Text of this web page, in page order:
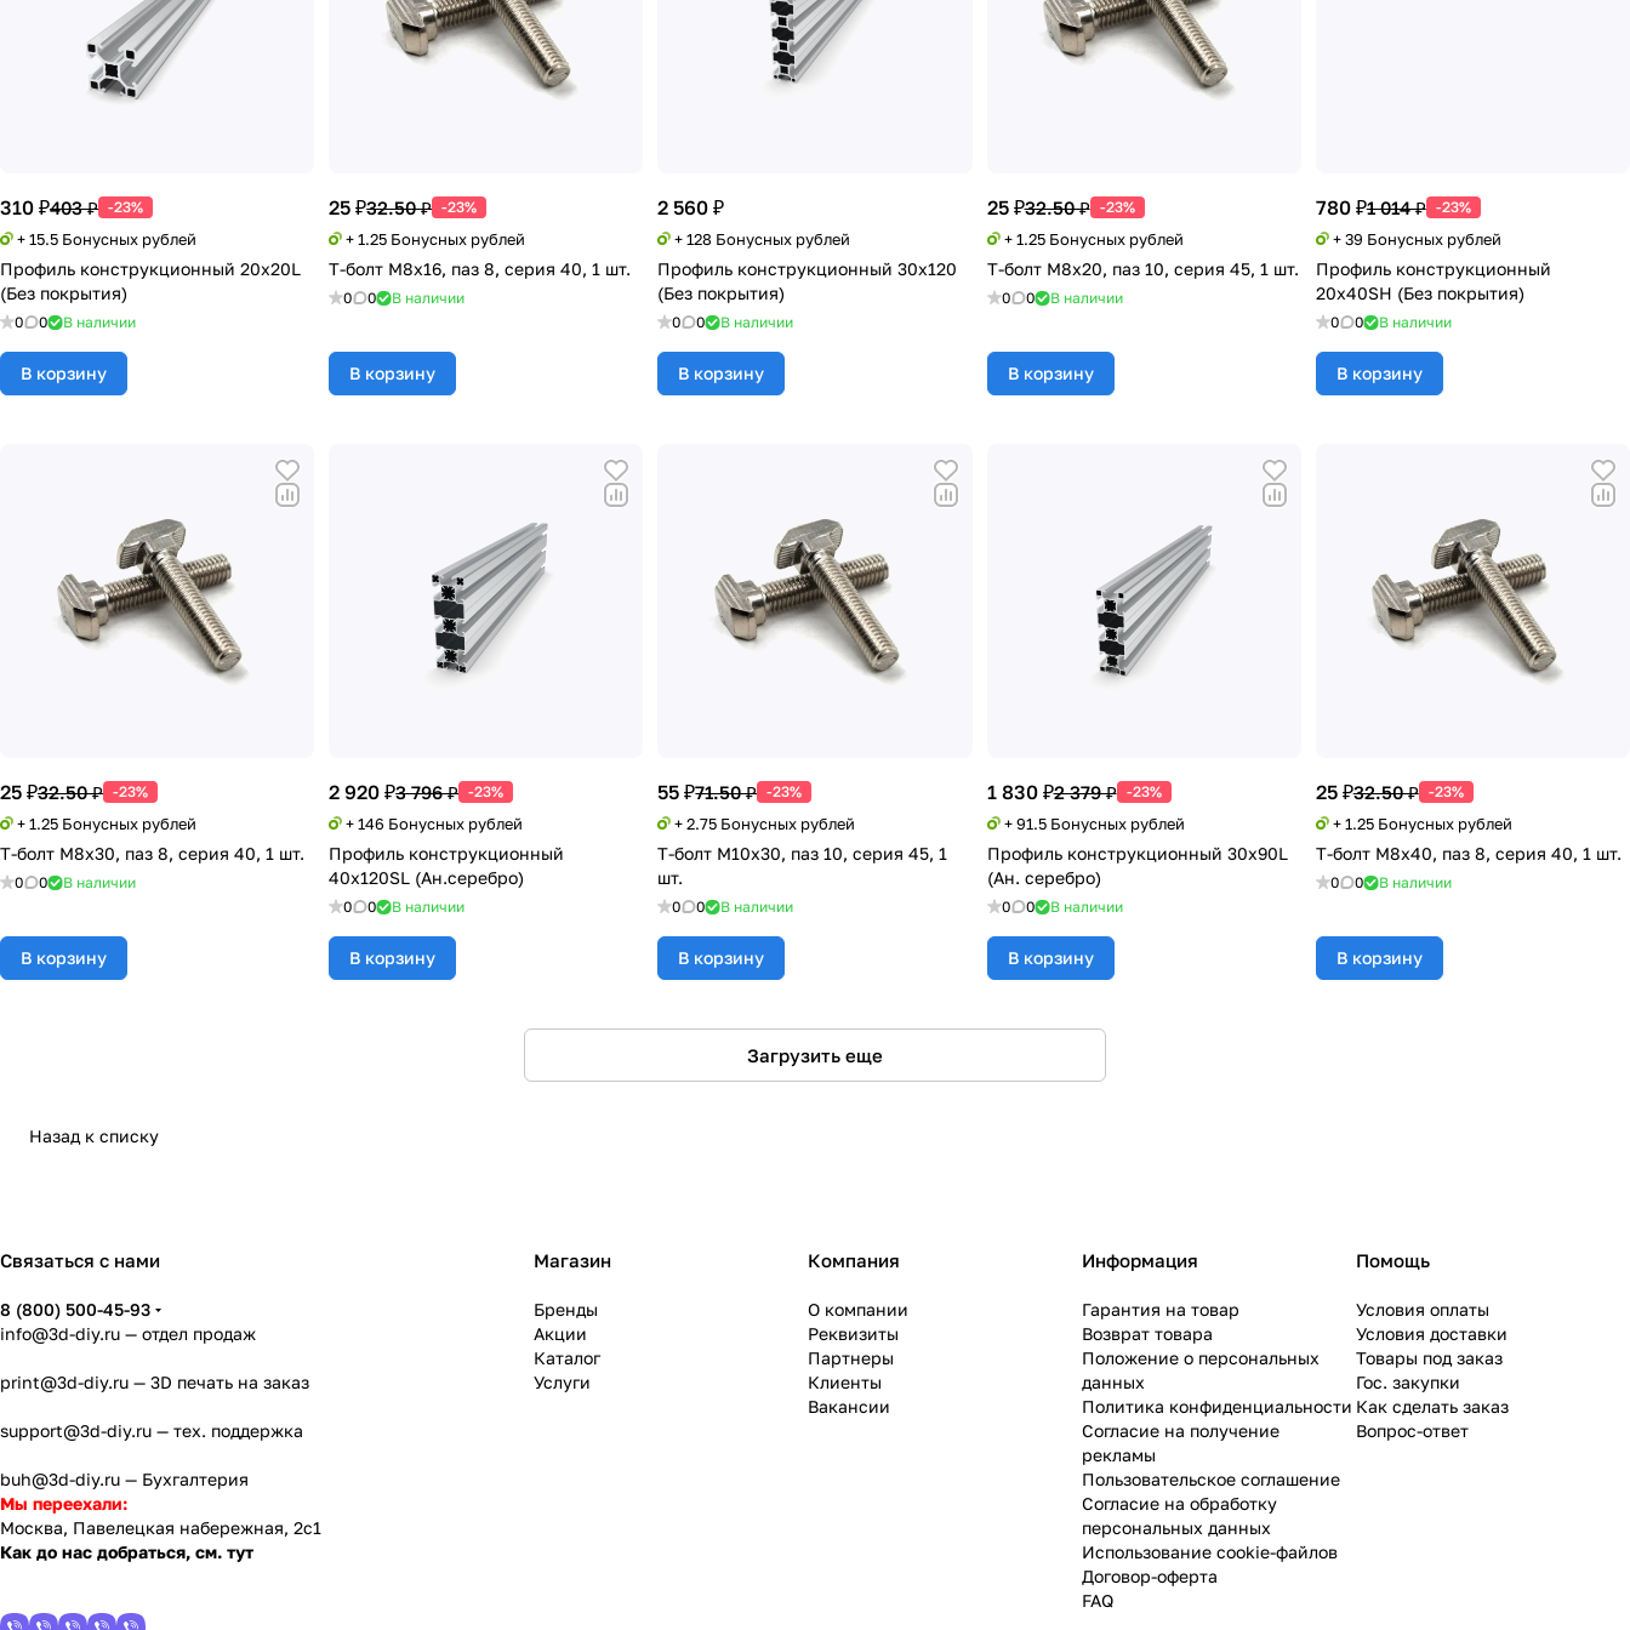
310 ₽403 ₽ -23%
+ 15.5 Бонусных рублей
Профиль конструкционный 20х20L
(Без покрытия)
0 0 В наличии
В корзину
25 ₽32.50 ₽ -23%
+ 1.25 Бонусных рублей
Т-болт М8х16, паз 8, серия 40, 1 шт.
0 0 В наличии
В корзину
2 560 ₽
+ 128 Бонусных рублей
Профиль конструкционный 30х120
(Без покрытия)
0 0 В наличии
В корзину
25 ₽32.50 ₽ -23%
+ 1.25 Бонусных рублей
Т-болт М8х20, паз 10, серия 45, 1 шт.
0 0 В наличии
В корзину
780 ₽1 014 ₽ -23%
+ 39 Бонусных рублей
Профиль конструкционный
20х40SH (Без покрытия)
0 0 В наличии
В корзину
25 ₽32.50 ₽ -23%
+ 1.25 Бонусных рублей
Т-болт М8х30, паз 8, серия 40, 1 шт.
0 0 В наличии
В корзину
2 920 ₽3 796 ₽ -23%
+ 146 Бонусных рублей
Профиль конструкционный
40х120SL (Ан.серебро)
0 0 В наличии
В корзину
55 ₽71.50 ₽ -23%
+ 2.75 Бонусных рублей
Т-болт М10х30, паз 10, серия 45, 1
шт.
0 0 В наличии
В корзину
1 830 ₽2 379 ₽ -23%
+ 91.5 Бонусных рублей
Профиль конструкционный 30х90L
(Ан. серебро)
0 0 В наличии
В корзину
25 ₽32.50 ₽ -23%
+ 1.25 Бонусных рублей
Т-болт М8х40, паз 8, серия 40, 1 шт.
0 0 В наличии
В корзину
Загрузить еще
Назад к списку
Связаться с нами
8 (800) 500-45-93
info@3d-diy.ru — отдел продаж
print@3d-diy.ru — 3D печать на заказ
support@3d-diy.ru — тех. поддержка
buh@3d-diy.ru — Бухгалтерия
Мы переехали:
Москва, Павелецкая набережная, 2с1
Как до нас добраться, см. тут
Магазин
Бренды
Акции
Каталог
Услуги
Компания
О компании
Реквизиты
Партнеры
Клиенты
Вакансии
Информация
Гарантия на товар
Возврат товара
Положение о персональных
данных
Политика конфиденциальности
Согласие на получение
рекламы
Пользовательское соглашение
Согласие на обработку
персональных данных
Использование cookie-файлов
Договор-оферта
FAQ
Помощь
Условия оплаты
Условия доставки
Товары под заказ
Гос. закупки
Как сделать заказ
Вопрос-ответ